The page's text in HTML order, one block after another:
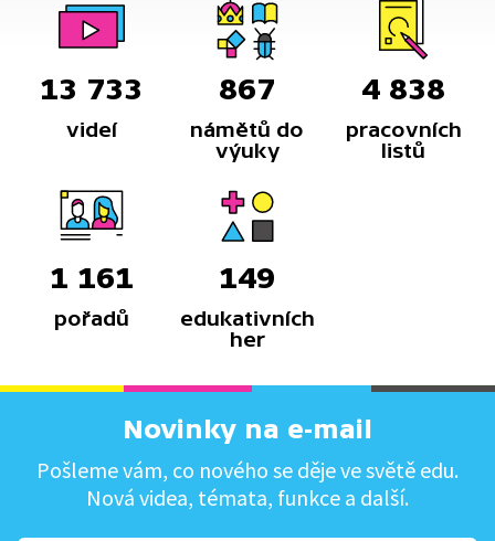
13 733
videí
867
námětů do
výuky
4 838
pracovních
listů
1 161
pořadů
149
edukativních
her
Novinky na e-mail
Pošleme vám, co nového se děje ve světě edu.
Nová videa, témata, funkce a další.